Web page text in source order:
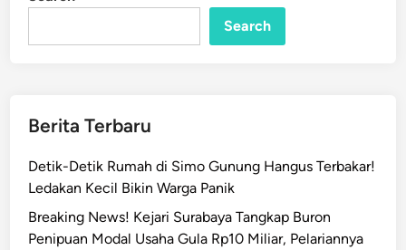
Search
Berita Terbaru
Detik-Detik Rumah di Simo Gunung Hangus Terbakar!
Ledakan Kecil Bikin Warga Panik
Breaking News! Kejari Surabaya Tangkap Buron
Penipuan Modal Usaha Gula Rp10 Miliar, Pelariannya